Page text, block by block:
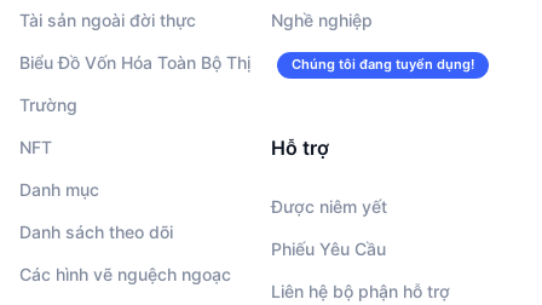
Tài sản ngoài đời thực
Biểu Đồ Vốn Hóa Toàn Bộ Thị
Trường
NFT
Danh mục
Danh sách theo dõi
Các hình vẽ nguệch ngoạc
Nghề nghiệp
Chúng tôi đang tuyển dụng!
Hỗ trợ
Được niêm yết
Phiếu Yêu Cầu
Liên hệ bộ phận hỗ trợ